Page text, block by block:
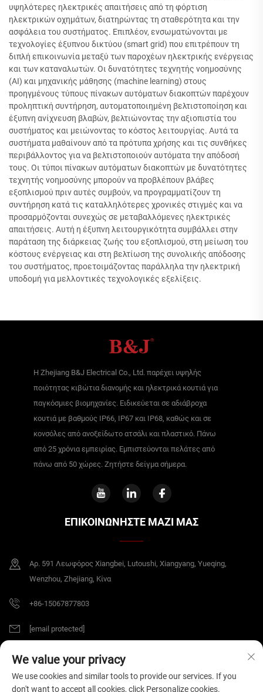
υψηλότερες ηλεκτρικές απαιτήσεις από τη φόρτιση
ηλεκτρικών οχημάτων, διατηρώντας τη σταθερότητα και την
ασφάλεια του συστήματος. Επιπλέον, ενσωματώνονται με
τεχνολογίες έξυπνου δικτύου (smart grid) που επιτρέπουν τη
διπλή επικοινωνία μεταξύ των παροχέων ηλεκτρικής ενέργειας
και των καταναλωτών. Οι δυνατότητες τεχνητής νοημοσύνης
(AI) και μηχανικής μάθησης (machine learning) στους
προηγμένους τύπους πίνακων αυτόματων διακοπτών παρέχουν
προληπτική συντήρηση, αυτοματοποιημένη βελτιστοποίηση και
έξυπνη ανίχνευση βλαβών, βελτιώνοντας την αξιοπιστία του
συστήματος και μειώνοντας το κόστος λειτουργίας. Αυτά τα
συστήματα μαθαίνουν από τα πρότυπα χρήσης και τις συνθήκες
περιβάλλοντος για να βελτιστοποιούν αυτόματα την απόδοσή
τους. Οι τύποι πίνακων αυτόματων διακοπτών με δυνατότητες
τεχνητής νοημοσύνης μπορούν να προβλέπουν βλάβες
εξοπλισμού πριν αυτές συμβούν, να προγραμματίζουν τη
συντήρηση κατά τις καταλληλότερες χρονικές στιγμές και να
προσαρμόζονται συνεχώς σε μεταβαλλόμενες ηλεκτρικές
απαιτήσεις. Αυτή η έξυπνη λειτουργικότητα συμβάλλει στην
παράταση της διάρκειας ζωής του εξοπλισμού, στη μείωση του
κόστους ενέργειας και στη βελτίωση της συνολικής απόδοσης
του συστήματος, προετοιμάζοντας παράλληλα την ηλεκτρική
υποδομή για μελλοντικές τεχνολογικές εξελίξεις.
Η Zhejiang B&J Electrical Co., Ltd. παρέχει υψηλής
ποιότητας κιβώτια διανομής και ηλεκτρικά κουτιά για
παγκόσμιες βιομηχανίες. Ειδικεύεται σε αδιάβροχα
κουτιά με βαθμούς IP66, IP67 και IP68, καθώς και σε
κονσόλες από ανοξείδωτο ατσάλι και πλαστικό. Πάνω
από 25 χρόνια εμπειρίας. Εμπιστεύονται πελάτες από
πάνω από 50 χώρες. Ζητήστε δείγμα σήμερα.
ΕΠΙΚΟΙΝΩΝΗΣΤΕ ΜΑΖΙ ΜΑΣ
Αρ. 591 Λεωφόρος Xiangbei, Lutoushi, Xiangyang, Yueqing,
Wenzhou, Zhejiang, Κίνα
+86-15067877803
[email protected]
Πνευματικά δικαιώματα © 2026 China Zhejiang B&J Electrical Co.,Ltd. Με
επιφύλαξη παντός δικαιώματος. Πολιτική Απορρήτου
We value your privacy
We use cookies and similar tools to provide our services. If you
don't want to accept all cookies, click Personalize cookies.